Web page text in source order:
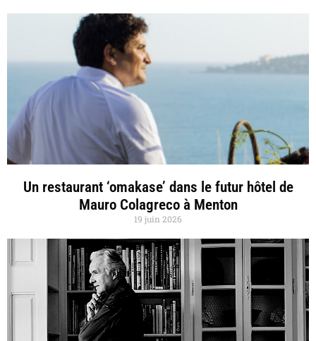
Un restaurant ‘omakase’ dans le futur hôtel de
Mauro Colagreco à Menton
19 juin 2026